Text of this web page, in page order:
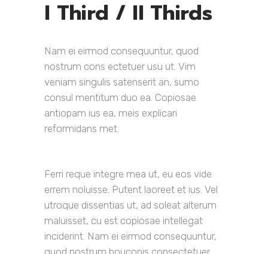
I Third / II Thirds
Nam ei eirmod consequuntur, quod
nostrum cons ectetuer usu ut. Vim
veniam singulis satenserit an, sumo
consul mentitum duo ea. Copiosae
antiopam ius ea, meis explicari
reformidans met.
Ferri reque integre mea ut, eu eos vide
errem noluisse. Putent laoreet et ius. Vel
utroque dissentias ut, ad soleat alterum
maluisset, cu est copiosae intellegat
inciderint. Nam ei eirmod consequuntur,
quod nostrum bouconis consectetuer